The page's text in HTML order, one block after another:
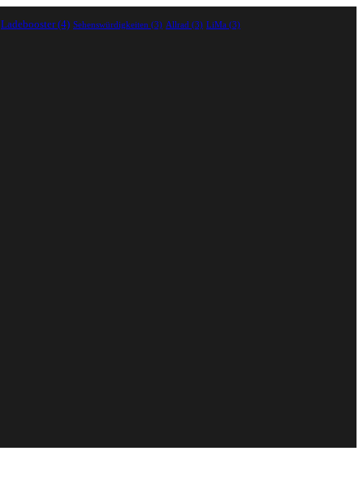
Ladebooster(4) Sehenswürdigkeiten (3) Allrad (3) LiMa (3)